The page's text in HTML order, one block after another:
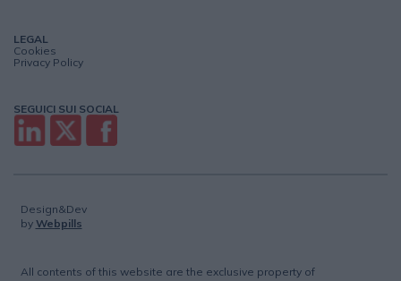
LEGAL
Cookies
Privacy Policy
SEGUICI SUI SOCIAL
Design&Dev
by Webpills
All contents of this website are the exclusive property of